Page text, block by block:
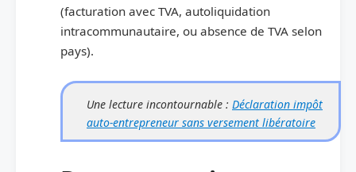
(facturation avec TVA, autoliquidation
intracommunautaire, ou absence de TVA selon
pays).
Une lecture incontournable : Déclaration impôt
auto-entrepreneur sans versement libératoire